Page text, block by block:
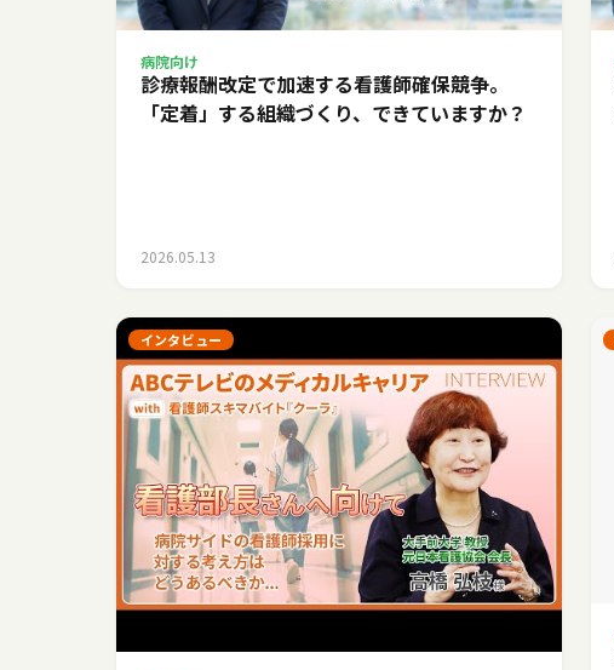
病院向け
診療報酬改定で加速する看護師確保競争。
「定着」する組織づくり、できていますか？
2026.05.13
インタビュー